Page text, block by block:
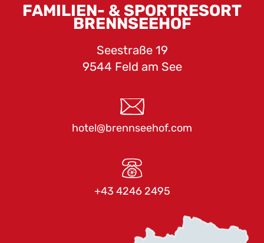
FAMILIEN- & SPORTRESORT
BRENNSEEHOF
Seestraße 19
9544 Feld am See
hotel@brennseehof.com
+43 4246 2495